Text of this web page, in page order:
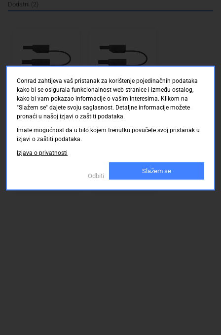
Dodatni (2)
Sigurnosni mjerni vod
[Lamelni muški
konektor 4 mm -
Lamelni muški
konektor 4 mm] 0.50
m Crna Stäubli
SLK410-E/N
Conrad Electronic SE
Uskoro dostupno
0.00 KM
Sigurnosni mjerni vod
[Lamelni muški
konektor 4 mm -
Lamelni muški
konektor 4 mm] 0.50
m Crna Stäubli
SLK410-E/N
Conrad Electronic SE
Uskoro dostupno
Conrad zahtijeva vaš pristanak za korištenje pojedinačnih podataka
kako bi se osigurala funkcionalnost web stranice i između ostalog,
kako bi vam pokazao informacije o vašim interesima. Klikom na
"Slažem se" dajete svoju saglasnost. Detaljne informacije možete
pronaći u našoj izjavi o zaštiti podataka.
Imate mogućnost da u bilo kojem trenutku povučete svoj pristanak u
izjavi o zaštiti podataka.
Izjava o privatnosti
Odbiti
Slažem se